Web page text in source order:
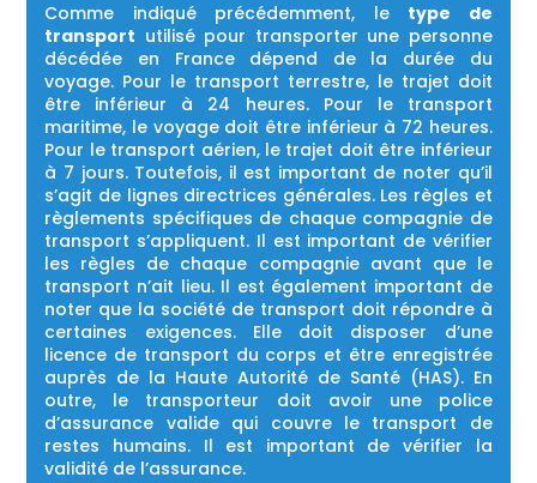
Comme indiqué précédemment, le
type de
transport utilisé pour transporter une personne
décédée en France dépend de la durée du
voyage. Pour le transport terrestre, le trajet doit
être inférieur à 24 heures. Pour le transport
maritime, le voyage doit être inférieur à 72 heures.
Pour le transport aérien, le trajet doit être inférieur
à 7 jours. Toutefois, il est important de noter qu’il
s’agit de lignes directrices générales. Les règles et
règlements spécifiques de chaque compagnie de
transport s’appliquent. Il est important de vérifier
les règles de chaque compagnie avant que le
transport n’ait lieu. Il est également important de
noter que la société de transport doit répondre à
certaines exigences. Elle doit disposer d’une
licence de transport du corps et être enregistrée
auprès de la Haute Autorité de Santé (HAS). En
outre, le transporteur doit avoir une police
d’assurance valide qui couvre le transport de
restes humains. Il est important de vérifier la
validité de l’assurance.